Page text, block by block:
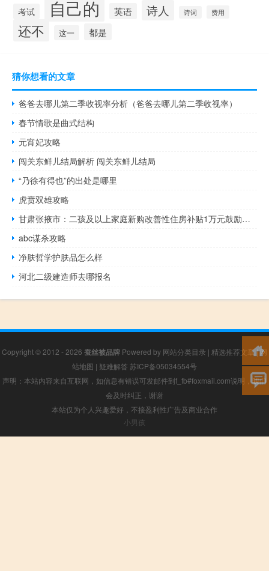
考试
自己的 英语 诗人 诗词 费用
还不 这一 都是
猜你想看的文章
爸爸去哪儿第二季收视率分析（爸爸去哪儿第二季收视率）
春节情歌是曲式结构
元宵妃攻略
闯关东鲜儿结局解析 闯关东鲜儿结局
“乃徐有得也”的出处是哪里
虎贲双雄攻略
甘肃张掖市：二孩及以上家庭新购改善性住房补贴1万元鼓励货币化补偿或现房兑换安置
abc谋杀攻略
净肤哲学护肤品怎么样
河北二级建造师去哪报名
Copyright © 2012 - 2026 蚕丝被品牌 Powered by 网站分类目录 | 精选推荐文章|网
站地图 | 疑难解答 苏ICP备05034554号
声明：本站内容来自互联网，如信息有错误可发邮件到f_fb#foxmail.com说明，我们
会及时纠正，谢谢
本站仅为个人兴趣爱好，不接盈利性广告及商业合作
小男孩